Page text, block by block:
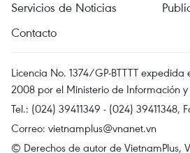
Servicios de Noticias
Contacto
Licencia No. 1374/GP-BTTTT expedida
2008 por el Ministerio de Información
Tel.: (024) 39411349 - (024) 39411348,
Correo: vietnamplus@vnanet.vn
© Derechos de autor de VietnamPlus,